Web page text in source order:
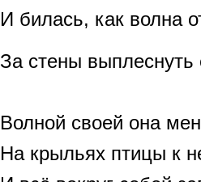
И билась, как волна
За стены выплеснуть
Волной своей она
На крыльях птицы к